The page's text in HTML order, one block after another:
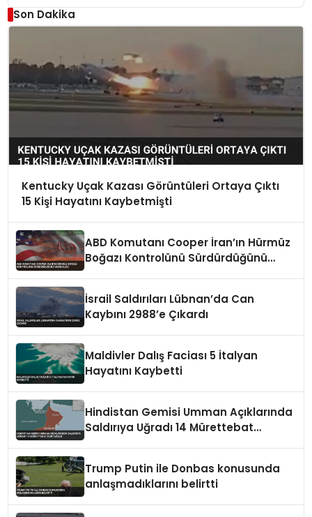
Son Dakika
Kentucky Uçak Kazası Görüntüleri Ortaya Çıktı
15 Kişi Hayatını Kaybetmişti
ABD Komutanı Cooper İran’ın Hürmüz
Boğazı Kontrolünü Sürdürdüğünü
İsrail Saldırıları Lübnan’da Can
Kaybını 2988’e Çıkardı
Maldivler Dalış Faciası 5 İtalyan
Hayatını Kaybetti
Hindistan Gemisi Umman Açıklarında
Saldırıya Uğradı 14 Mürettebat
Trump Putin ile Donbas konusunda
anlaşmadıklarını belirtti